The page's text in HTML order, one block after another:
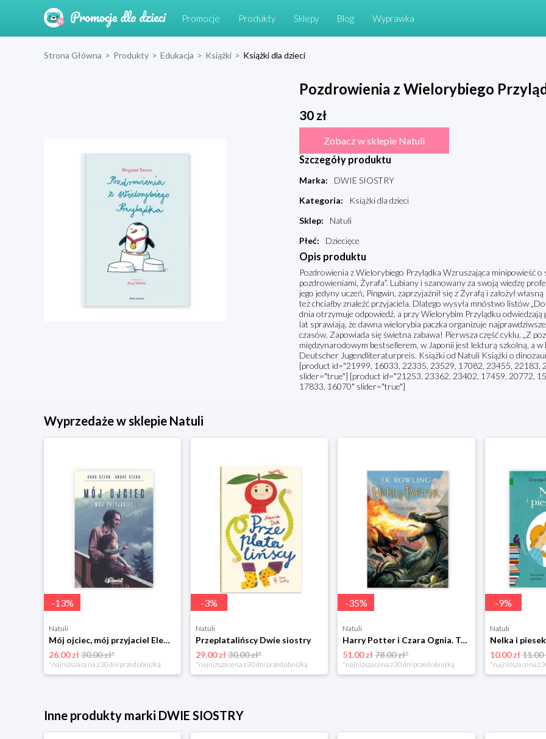
Promocje Produkty Sklepy Blog Wyprawka
Strona Główna > Produkty > Edukacja > Książki > Książki dla dzieci
Pozdrowienia z Wielorybiego
30zł
Zobacz w sklepie Natuli
Szczegóły produktu
Marka:
DWIE SIOSTRY
Kategoria:
Książki dla dzieci
Sklep:
Natuli
Płeć: Dziecięce
Opis produktu
Pozdrowienia z Wielorybiego Przylądka Wzruszająca minipowieść
pozdrowieniami, Żyrafa”. Lubiany i szanowany za swoją wiedzę
jego jedyny uczeń, Pingwin, zaprzyjaźnił się z Żyrafą i założył
też chciałby znaleźć przyjaciela. Dlatego wysyła mnóstwo listów
dnia otrzymuje odpowiedź, a przy Wielorybim Przylądku
lat sprawiają, że dawna wielorybia paczka organizuje
czasów. Zapowiada się świetna zabawa! Pierwsza część cyklu, „Z
międzynarodowym bestsellerem, w Japonii jest lekturą szkolną, a
Deutscher Jugendliteraturpreis. Książki od Natuli Książki o
[product id="21999, 16033, 22335, 23529, 17082, 23455, 22183,
slider="true"] [product id="21253, 23362, 23402, 17459, 20772,
17833, 16070" slider="true"]
Wyprzedaże w sklepie Natuli
-13%
Natuli
Mój ojciec, mój przyjaciel Element
26.00 zł30.00 zł*
*najniższa cena z 30 dni przed obniżką
-3%
Natuli
Przeplatalińscy Dwie siostry
29.00 zł30.00 zł*
*najniższa cena z 30 dni przed obniżką
-35%
Natuli
Harry Potter i Czara Ognia. Tom 4 Media rodzina
51.00 zł78.00 zł*
*najniższa cena z 30 dni przed obniżką
-9%
Natuli
10.00 zł11.00
*najniższa cena z
Inne produkty marki DWIE SIOSTRY